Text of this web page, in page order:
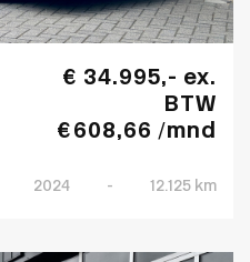
€ 34.995,- ex.
BTW
€ 608,66 /mnd
2024 - 12.125 km